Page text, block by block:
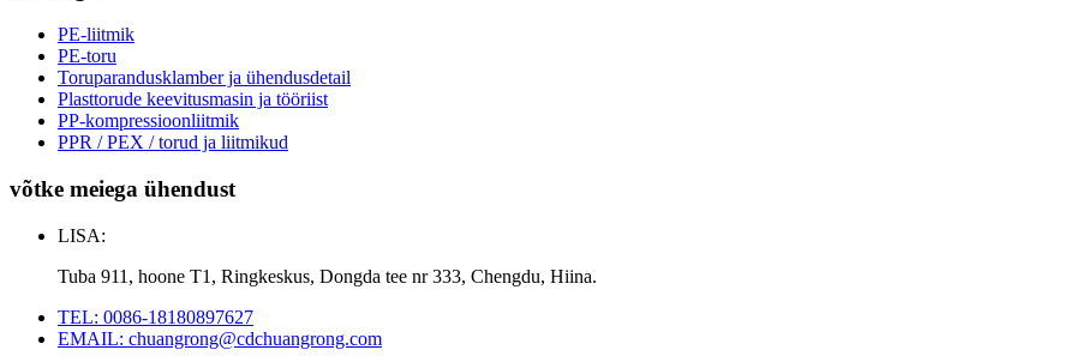
PE-liitmik
PE-toru
Toruparandusklamber ja ühendusdetail
Plasttorude keevitusmasin ja tööriist
PP-kompressioonliitmik
PPR / PEX / torud ja liitmikud
võtke meiega ühendust
LISA:
Tuba 911, hoone T1, Ringkeskus, Dongda tee nr 333, Chengdu, Hiina.
TEL: 0086-18180897627
EMAIL: chuangrong@cdchuangrong.com